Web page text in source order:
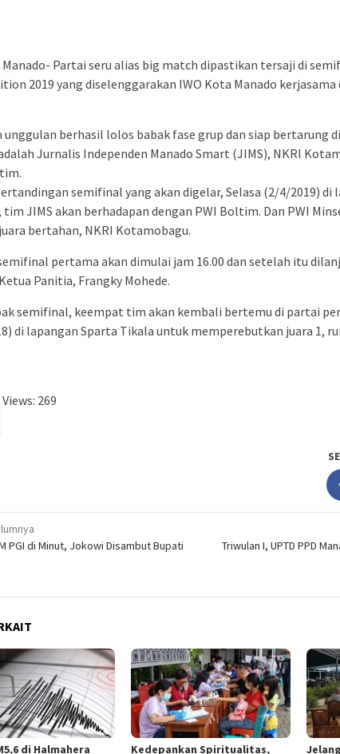
Manado- Partai seru alias big match dipastikan tersaji di
2019 yang diselenggarakan IWO Kota Manado
berhasil lolos babak fase grup dan siap bertarung
Jurnalis Independen Manado Smart (JIMS), NKRI
semifinal yang akan digelar, Selasa (2/4/2019) di
tim JIMS akan berhadapan dengan PWI Boltim. Dan PWI
bertahan, NKRI Kotamobagu.
pertama akan dimulai jam 16.00 dan setelah itu
Panitia, Frangky Mohede.
semifinal, keempat tim akan kembali bertemu di partai
di lapangan Sparta Tikala untuk memperebutkan juara 1,
269
PGI di Minut, Jokowi Disambut Bupati
Triwulan I, UPTD PPD
di Halmahera
Kedepankan Spiritualitas,